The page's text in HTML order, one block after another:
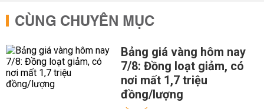
CÙNG CHUYÊN MỤC
Bảng giá vàng hôm nay
7/8: Đồng loạt giảm, có
nơi mất 1,7 triệu
đồng/lượng